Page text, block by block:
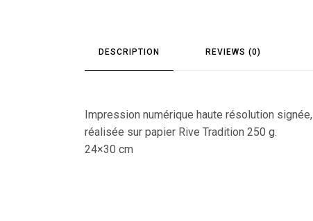
DESCRIPTION REVIEWS (0)
Impression numérique haute résolution signée,
réalisée sur papier Rive Tradition 250 g.
24×30 cm